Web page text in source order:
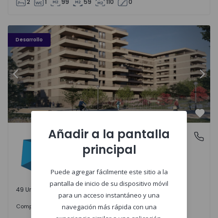
2 1 99 59 110 0
Desarrollo
PLENO JARDIM - 3
Anterior
Águas Santas, PortoPLENO JARDIM
Águas Santas, Porto
49 Unidades disponibles
Comprar 242.000 €
Añadir a la pantalla
principal
Puede agregar fácilmente este sitio a la
pantalla de inicio de su dispositivo móvil
para un acceso instantáneo y una
navegación más rápida con una